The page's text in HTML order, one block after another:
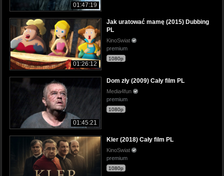
01:47:19
01:26:12
Jak uratować mamę (2015) Dubbing
PL
KinoSwiat
premium
1080p
01:45:21
Dom zły (2009) Cały film PL
Media4fun
premium
1080p
Kler (2018) Cały film PL
KinoSwiat
premium
1080p